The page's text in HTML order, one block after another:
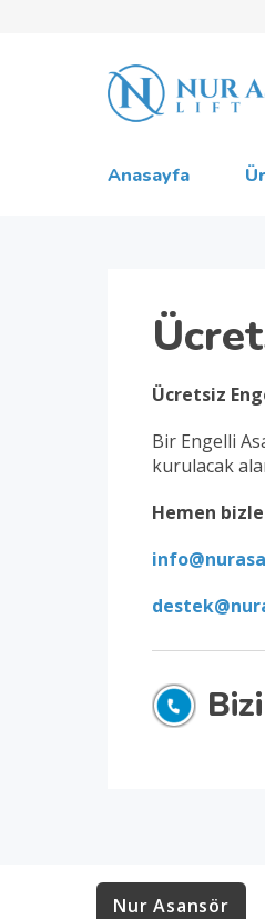
Anasayfa
Ücretsiz
Bir Engelli
kurulacak
Hemen
Nur Asansör